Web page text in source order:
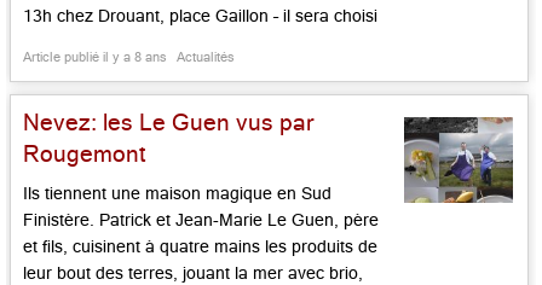
13h chez Drouant, place Gaillon – il sera choisi
Gallimard), Véronique Olmi (Bakhita , Albin
Michel), Eric Vuillard (L’ordre du jour, Actes
Sud) […]...
Article publié il y a 8 ans Actualités
Nevez: les Le Guen vus par
Rougemont
Ils tiennent une maison magique en Sud
Finistère. Patrick et Jean-Marie Le Guen, père
et fils, cuisinent à quatre mains les produits de
leur bout des terres, jouant la mer avec brio,